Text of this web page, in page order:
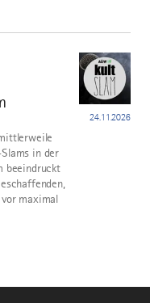
24.11.2026
in der
beeindruckt
maximal